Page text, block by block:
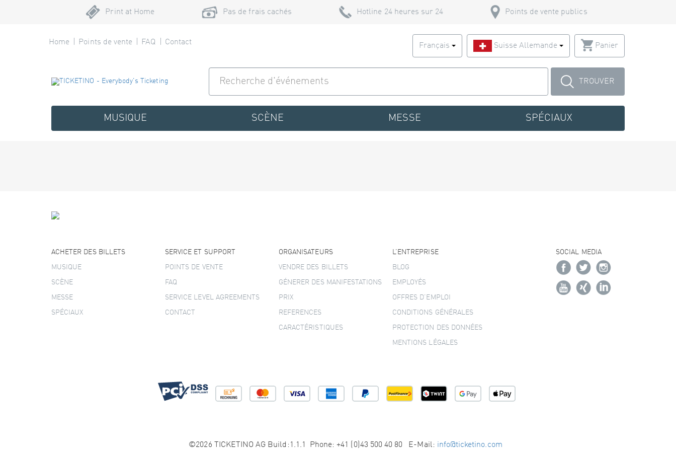
Print at Home Pas de frais cachés Hotline 24 heures sur 24 Points de vente publics
Home Points de vente FAQ Contact Français Suisse Allemande Panier
TROUVER
MUSIQUE SCÈNE MESSE SPÉCIAUX
ACHETER DES BILLETS
MUSIQUE
SCÈNE
MESSE
SPÉCIAUX
SERVICE ET SUPPORT
POINTS DE VENTE
FAQ
SERVICE LEVEL AGREEMENTS
CONTACT
ORGANISATEURS
VENDRE DES BILLETS
GÉNERER DES MANIFESTATIONS
PRIX
REFERENCES
CARACTÉRISTIQUES
L’ENTREPRISE
BLOG
EMPLOYÉS
OFFRES D’EMPLOI
CONDITIONS GÉNÉRALES
PROTECTION DES DONNÉES
MENTIONS LÉGALES
SOCIAL MEDIA
©2026 TICKETINO AG Build:1.1.1 Phone: +41 (0)43 500 40 80 E-Mail: info@ticketino.com